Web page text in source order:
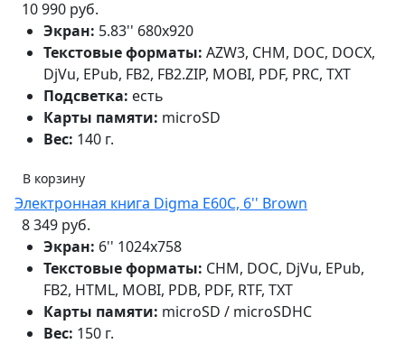
10 990 руб.
Экран: 5.83'' 680x920
Текстовые форматы: AZW3, CHM, DOC, DOCX,
DjVu, EPub, FB2, FB2.ZIP, MOBI, PDF, PRC, TXT
Подсветка: есть
Карты памяти: microSD
Вес: 140 г.
В корзину
Электронная книга Digma E60C, 6'' Brown
8 349 руб.
Экран: 6'' 1024x758
Текстовые форматы: CHM, DOC, DjVu, EPub,
FB2, HTML, MOBI, PDB, PDF, RTF, TXT
Карты памяти: microSD / microSDHC
Вес: 150 г.